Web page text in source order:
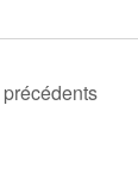
précédents